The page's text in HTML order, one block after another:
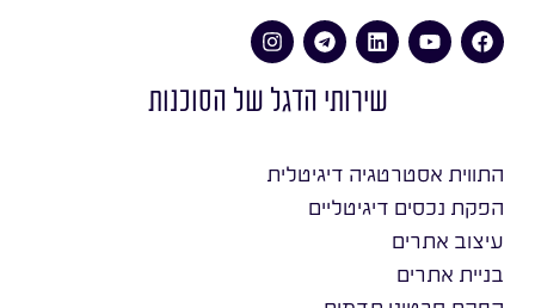
שירותי הדגל של הסוכנות
התווית אסטרטגיה דיגיטלית
הפקת נכסים דיגיטליים
עיצוב אתרים
בניית אתרים